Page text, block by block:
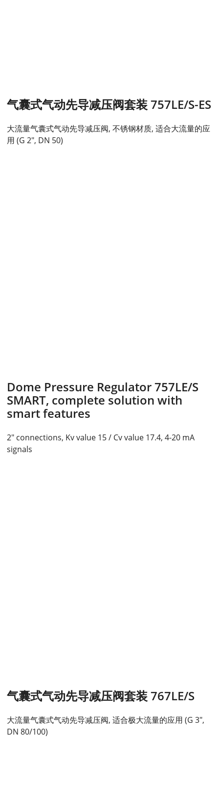
气囊式气动先导减压阀套装 757LE/S-ES
大流量气囊式气动先导减压阀, 不锈钢材质, 适合大流量的应
用 (G 2", DN 50)
Dome Pressure Regulator 757LE/S
SMART, complete solution with
smart features
2" connections, Kv value 15 / Cv value 17.4, 4-20 mA
signals
气囊式气动先导减压阀套装 767LE/S
大流量气囊式气动先导减压阀, 适合极大流量的应用 (G 3",
DN 80/100)